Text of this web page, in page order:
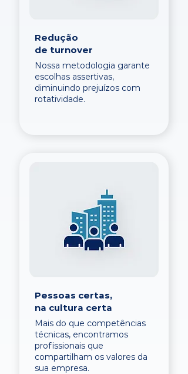
Redução
de turnover
Nossa metodologia garante
escolhas assertivas,
diminuindo prejuízos com
rotatividade.
Pessoas certas,
na cultura certa
Mais do que competências
técnicas, encontramos
profissionais que
compartilham os valores da
sua empresa.